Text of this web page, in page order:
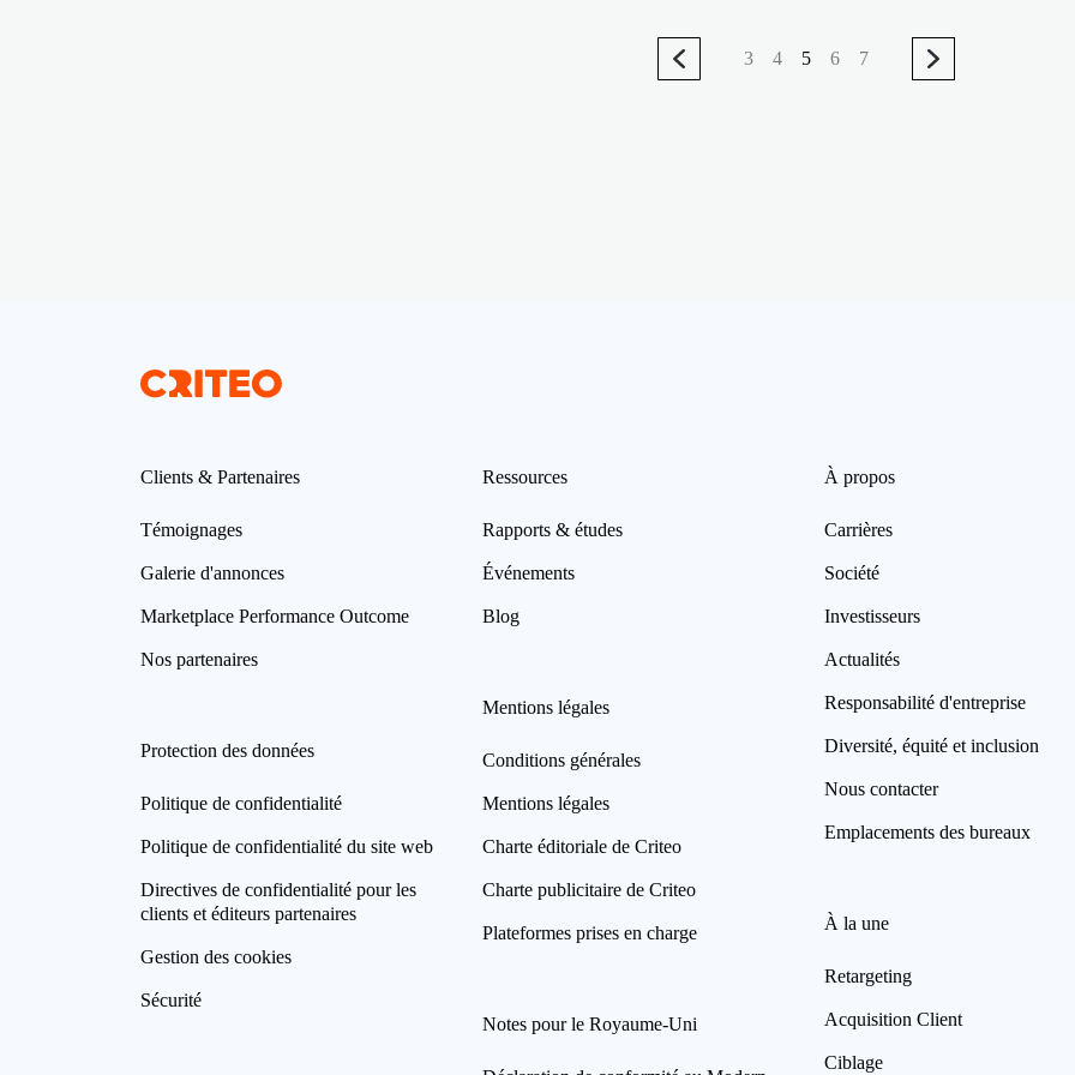
3 4 5 6 7
Clients & Partenaires
Témoignages
Galerie d'annonces
Marketplace Performance Outcome
Nos partenaires
Protection des données
Politique de confidentialité
Politique de confidentialité du site web
Directives de confidentialité pour les
clients et éditeurs partenaires
Gestion des cookies
Sécurité
Ressources
Rapports & études
Événements
Blog
Mentions légales
Conditions générales
Mentions légales
Charte éditoriale de Criteo
Charte publicitaire de Criteo
Plateformes prises en charge
Notes pour le Royaume-Uni
À propos
Carrières
Société
Investisseurs
Actualités
Responsabilité d'entreprise
Diversité, équité et inclusion
Nous contacter
Emplacements des bureaux
À la une
Retargeting
Acquisition Client
Ciblage